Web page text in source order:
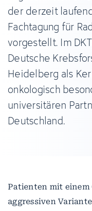
der derzeit
Fachtagung für
vorgestellt. Im
Deutsche
Heidelberg als
onkologisch
universitären
Deutschland.
Patienten mit einem
aggressiven